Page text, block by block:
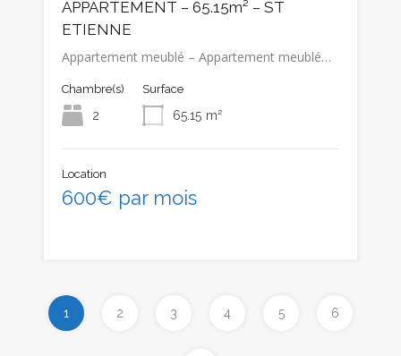
APPARTEMENT – 65.15m² – ST
ETIENNE
Appartement meublé – Appartement meublé…
Chambre(s)
2
Surface
65.15 m²
Location
600€ par mois
1 2 3 4 5 6